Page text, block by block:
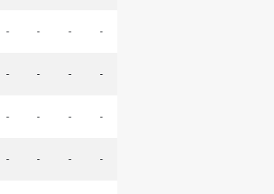
- - - -
- - - -
- - - -
- - - -